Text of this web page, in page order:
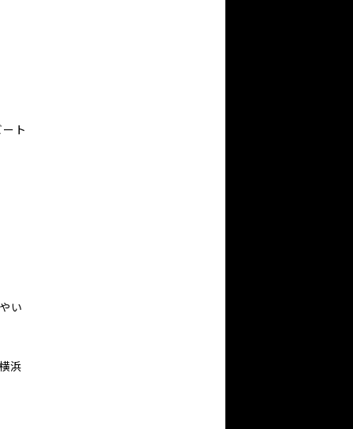
ト
い
浜